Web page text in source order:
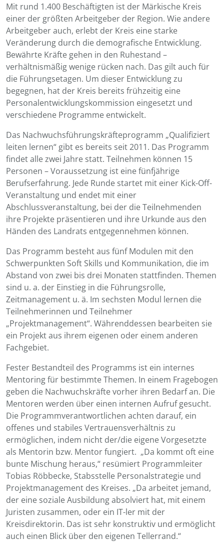
Mit rund 1.400 Beschäftigten ist der Märkische Kreis
einer der größten Arbeitgeber der Region. Wie andere
Arbeitgeber auch, erlebt der Kreis eine starke
Veränderung durch die demografische Entwicklung.
Bewährte Kräfte gehen in den Ruhestand –
verhältnismäßig wenige rücken nach. Das gilt auch für
die Führungsetagen. Um dieser Entwicklung zu
begegnen, hat der Kreis bereits frühzeitig eine
Personalentwicklungskommission eingesetzt und
verschiedene Programme entwickelt.
Das Nachwuchsführungskräfteprogramm „Qualifiziert
leiten lernen“ gibt es bereits seit 2011. Das Programm
findet alle zwei Jahre statt. Teilnehmen können 15
Personen – Voraussetzung ist eine fünfjährige
Berufserfahrung. Jede Runde startet mit einer Kick-Off-
Veranstaltung und endet mit einer
Abschlussveranstaltung, bei der die Teilnehmenden
ihre Projekte präsentieren und ihre Urkunde aus den
Händen des Landrats entgegennehmen können.
Das Programm besteht aus fünf Modulen mit den
Schwerpunkten Soft Skills und Kommunikation, die im
Abstand von zwei bis drei Monaten stattfinden. Themen
sind u. a. der Einstieg in die Führungsrolle,
Zeitmanagement u. ä. Im sechsten Modul lernen die
Teilnehmerinnen und Teilnehmer
„Projektmanagement“. Währenddessen bearbeiten sie
ein Projekt aus ihrem eigenen oder einem anderen
Fachgebiet.
Fester Bestandteil des Programms ist ein internes
Mentoring für bestimmte Themen. In einem Fragebogen
geben die Nachwuchskräfte vorher ihren Bedarf an. Die
Mentoren werden über einen internen Aufruf gesucht.
Die Programmverantwortlichen achten darauf, ein
offenes und stabiles Vertrauensverhältnis zu
ermöglichen, indem nicht der/die eigene Vorgesetzte
als Mentorin bzw. Mentor fungiert. „Da kommt oft eine
bunte Mischung heraus,“ resümiert Programmleiter
Tobias Röbbecke, Stabsstelle Personalstrategie und
Projektmanagement des Kreises. „Da arbeitet jemand,
der eine soziale Ausbildung absolviert hat, mit einem
Juristen zusammen, oder ein IT-ler mit der
Kreisdirektorin. Das ist sehr konstruktiv und ermöglicht
auch einen Blick über den eigenen Tellerrand.“